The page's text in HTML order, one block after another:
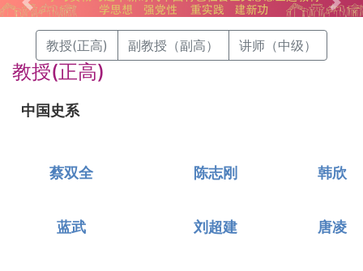
Previous Next
教授(正高) 副教授（副高） 讲师（中级）
教授(正高)
中国史系
蔡双全 陈志刚 韩欣
蓝武 刘超建 唐凌